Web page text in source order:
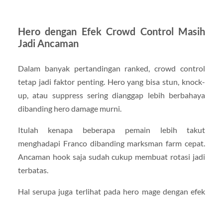
Hero dengan Efek Crowd Control Masih
Jadi Ancaman
Dalam banyak pertandingan ranked, crowd control
tetap jadi faktor penting. Hero yang bisa stun, knock-
up, atau suppress sering dianggap lebih berbahaya
dibanding hero damage murni.
Itulah kenapa beberapa pemain lebih takut
menghadapi Franco dibanding marksman farm cepat.
Ancaman hook saja sudah cukup membuat rotasi jadi
terbatas.
Hal serupa juga terlihat pada hero mage dengan efek